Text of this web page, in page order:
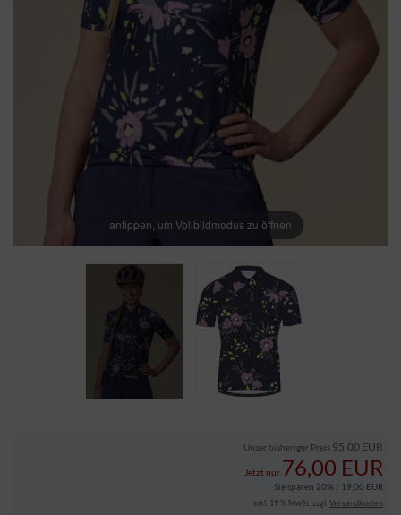
antippen, um Vollbildmodus zu öffnen
Unser bisheriger Preis 95,00 EUR
Jetzt nur 76,00 EUR
Sie sparen 20% / 19,00 EUR
inkl. 19 % MwSt. zzgl. Versandkosten